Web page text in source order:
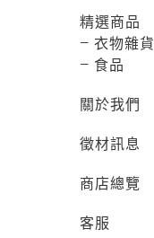
精選商品
– 衣物雜貨
– 食品
關於我們
徵材訊息
商店總覽
客服